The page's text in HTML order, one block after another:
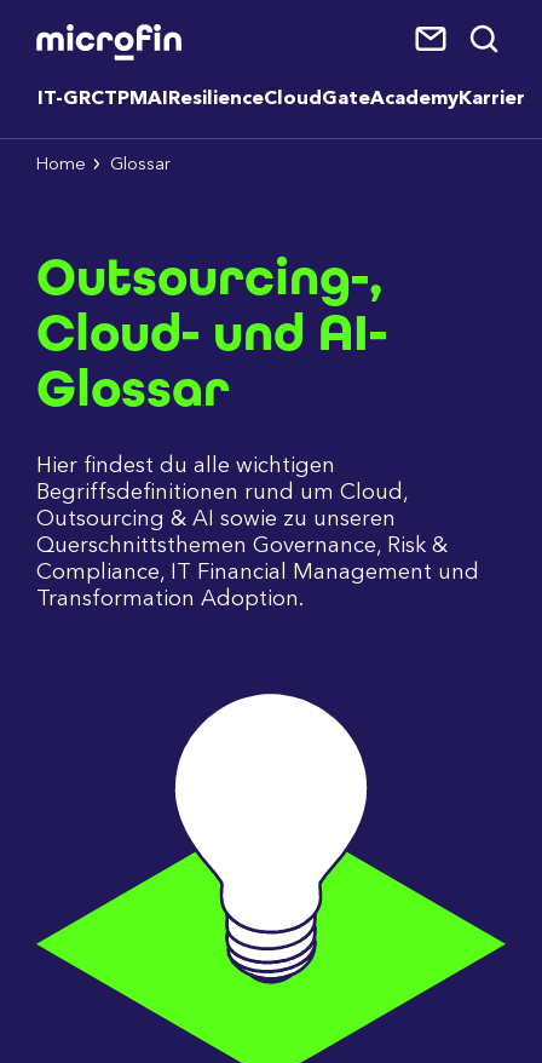
IT-GRCTPMAI ResilienceCloudGateAcademyKarriere
Home Glossar
Outsourcing-,
Cloud- und AI-
Glossar
Hier findest du alle wichtigen
Begriffsdefinitionen rund um Cloud,
Outsourcing & AI sowie zu unseren
Querschnittsthemen Governance, Risk &
Compliance, IT Financial Management und
Transformation Adoption.